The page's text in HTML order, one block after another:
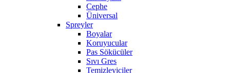
Cephe
Üniversal
Spreyler
Boyalar
Koruyucular
Pas Sökücüler
Sıvı Gres
Temizleyiciler